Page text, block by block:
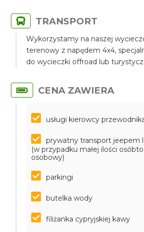
TRANSPORT
Wykorzystamy na naszej
terenowy z napędem 4x4,
do wycieczki offroad lub
CENA ZAWIERA
usługi kierowcy
prywatny transport jeepem
(w przypadku małej ilości
osobowy)
parkingi
butelka wody
filiżanka cypryjskiej kawy